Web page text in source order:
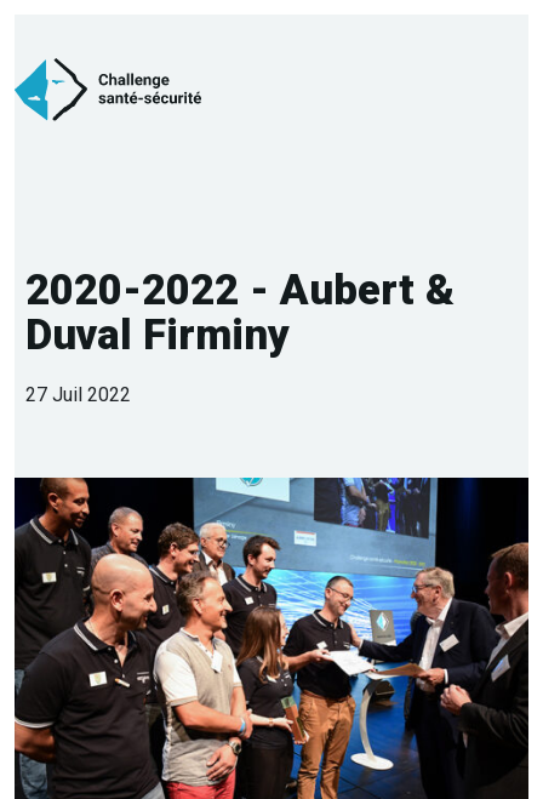
2020-2022 - Aubert &
Duval Firminy
27 Juil 2022